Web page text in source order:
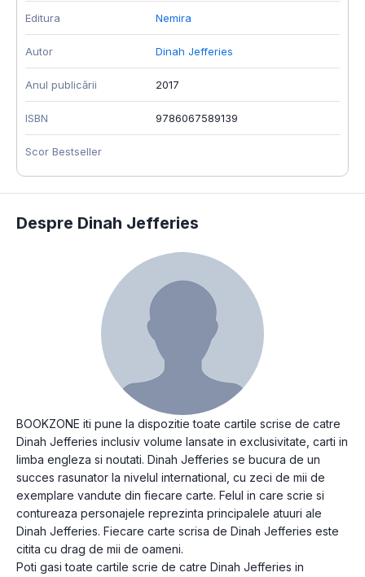
Editura Nemira
Autor Dinah Jefferies
Anul publicării 2017
ISBN 9786067589139
Scor Bestseller
Despre Dinah Jefferies
BOOKZONE iti pune la dispozitie toate cartile scrise de catre
Dinah Jefferies inclusiv volume lansate in exclusivitate, carti in
limba engleza si noutati. Dinah Jefferies se bucura de un
succes rasunator la nivelul international, cu zeci de mii de
exemplare vandute din fiecare carte. Felul in care scrie si
contureaza personajele reprezinta principalele atuuri ale
Dinah Jefferies. Fiecare carte scrisa de Dinah Jefferies este
citita cu drag de mii de oameni.
Poti gasi toate cartile scrie de catre Dinah Jefferies in